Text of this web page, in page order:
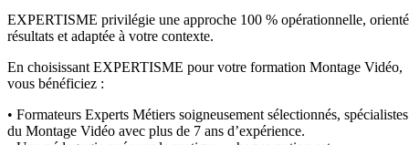
EXPERTISME privilégie une approche 100 % opérationnelle,
résultats et adaptée à votre contexte.
En choisissant EXPERTISME pour votre formation Montage Vidéo,
vous bénéficiez :
• Formateurs Experts Métiers soigneusement sélectionnés, spécialistes
du Montage Vidéo avec plus de 7 ans d’expérience.